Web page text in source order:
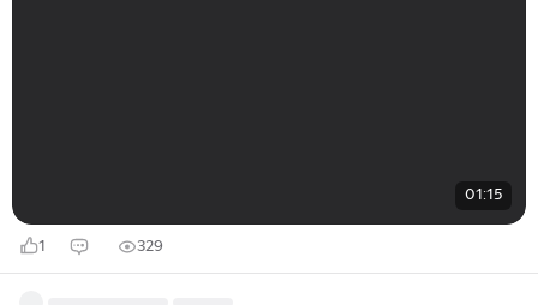
01:15
1 329